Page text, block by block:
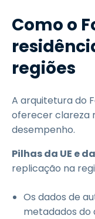
Como o
regiões
A arquitetura do
oferecer clareza
desempenho.
Pilhas da UE e
replicação na
Os dados de
metadados do